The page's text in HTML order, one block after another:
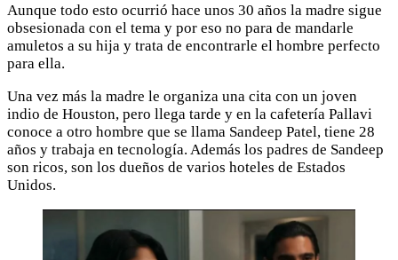
Aunque todo esto ocurrió hace unos 30 años la madre sigue
obsesionada con el tema y por eso no para de mandarle
amuletos a su hija y trata de encontrarle el hombre perfecto
para ella.
Una vez más la madre le organiza una cita con un joven
indio de Houston, pero llega tarde y en la cafetería Pallavi
conoce a otro hombre que se llama Sandeep Patel, tiene 28
años y trabaja en tecnología. Además los padres de Sandeep
son ricos, son los dueños de varios hoteles de Estados
Unidos.